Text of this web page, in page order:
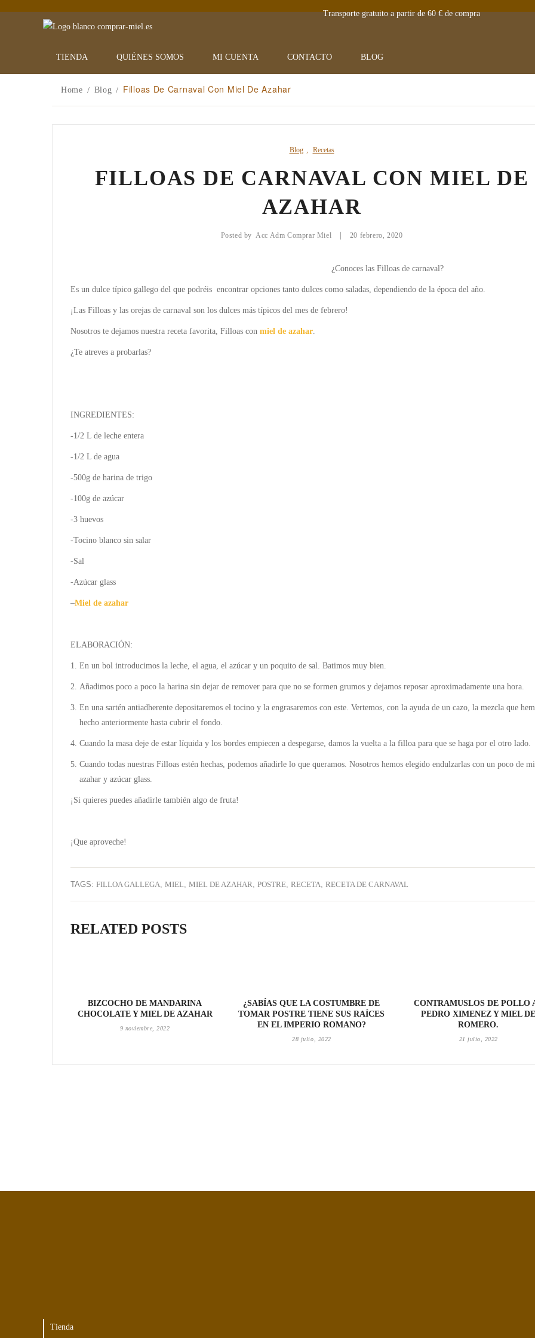
Transporte gratuito a partir de 60 € de compra
TIENDA QUIÉNES SOMOS MI CUENTA CONTACTO BLOG
Home / Blog / Filloas De Carnaval Con Miel De Azahar
Blog Recetas
FILLOAS DE CARNAVAL CON MIEL DE
AZAHAR
Posted by Acc Adm Comprar Miel 20 febrero, 2020
¿Conoces las Filloas de carnaval?
Es un dulce típico gallego del que podréis encontrar opciones tanto dulces como saladas, dependiendo de la época del año.
¡Las Filloas y las orejas de carnaval son los dulces más típicos del mes de febrero!
Nosotros te dejamos nuestra receta favorita, Filloas con miel de azahar
¿Te atreves a probarlas?
INGREDIENTES:
-1/2 L de leche entera
-1/2 L de agua
-500g de harina de trigo
-100g de azúcar
-3 huevos
-Tocino blanco sin salar
-Sal
-Azúcar glass
–Miel de azahar
ELABORACIÓN:
En un bol introducimos la leche, el agua, el azúcar y un poquito de sal. Batimos muy bien.
Añadimos poco a poco la harina sin dejar de remover para que no se formen grumos y dejamos reposar aproximadamente una hora.
En una sartén antiadherente depositaremos el tocino y la engrasaremos con este. Vertemos, con la ayuda de un cazo, la mezcla que
hecho anteriormente hasta cubrir el fondo.
Cuando la masa deje de estar líquida y los bordes empiecen a despegarse, damos la vuelta a la filloa para que se haga por el otro lado.
Cuando todas nuestras Filloas estén hechas, podemos añadirle lo que queramos. Nosotros hemos elegido endulzarlas con un poco de
azahar y azúcar glass.
¡Si quieres puedes añadirle también algo de fruta!
¡Que aproveche!
TAGS: FILLOA GALLEGA MIEL MIEL DE AZAHAR POSTRE RECETA RECETA DE CARNAVAL
RELATED POSTS
BIZCOCHO DE MANDARINA
CHOCOLATE Y MIEL DE AZAHAR
9 noviembre, 2022
¿SABÍAS QUE LA COSTUMBRE DE
TOMAR POSTRE TIENE SUS RAÍCES
EN EL IMPERIO ROMANO?
28 julio, 2022
CONTRAMUSLOS DE POLLO
PEDRO XIMENEZ Y MIEL
ROMERO.
21 julio, 2022
Tienda